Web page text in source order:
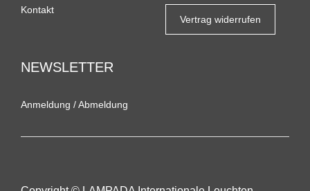
Kontakt
Vertrag widerrufen
NEWSLETTER
Anmeldung /Abmeldung